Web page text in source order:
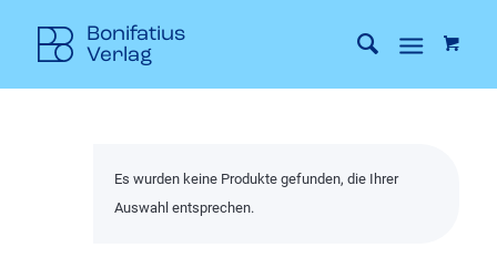
Es wurden keine Produkte gefunden, die Ihrer
Auswahl entsprechen.